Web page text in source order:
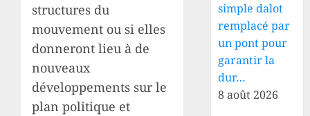
structures du
mouvement ou si elles
donneront lieu à de
nouveaux
développements sur le
plan politique et
simple dalot
remplacé par
un pont pour
garantir la
dur…
8 août 2026